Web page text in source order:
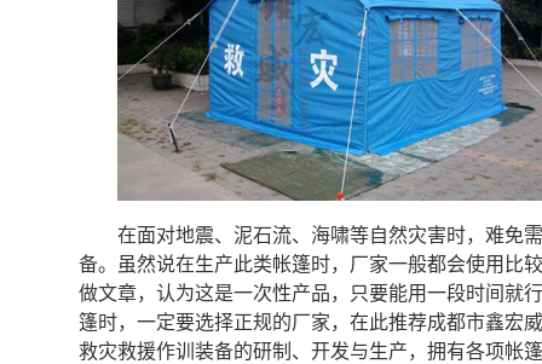
在面对地震、泥石流、海啸等自然灾害时，难免
备。虽然说在生产此类帐篷时，厂家一般都会使用比
做文章，认为这是一次性产品，只要能用一段时间就
篷时，一定要选择正规的厂家，在此推荐成都市鑫宏
救灾救援作训装备的研制、开发与生产，拥有各项帐